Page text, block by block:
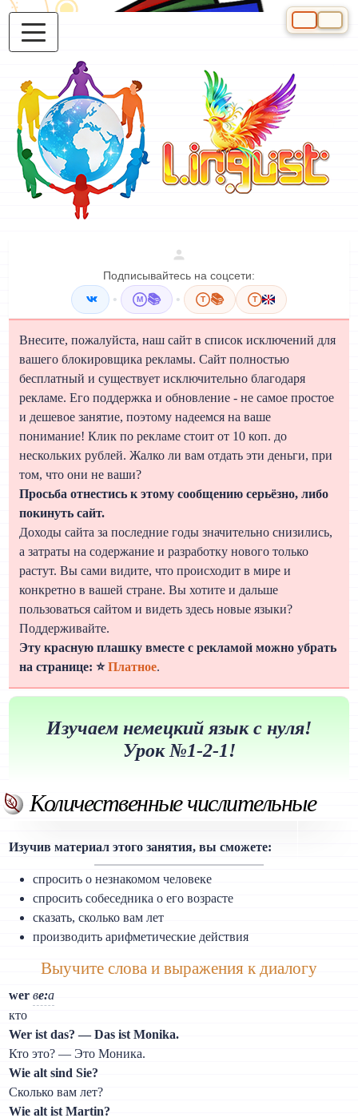
Подписывайтесь на соцсети:
• M 📚 • T 📚 T
Внесите, пожалуйста, наш сайт в список исключений для
вашего блокировщика рекламы. Сайт полностью
бесплатный и существует исключительно благодаря
рекламе. Его поддержка и обновление - не самое простое
и дешевое занятие, поэтому надеемся на ваше
понимание! Клик по рекламе стоит от 10 коп. до
нескольких рублей. Жалко ли вам отдать эти деньги, при
том, что они не ваши?
Просьба отнестись к этому сообщению серьёзно, либо
покинуть сайт.
Доходы сайта за последние годы значительно снизились,
а затраты на содержание и разработку нового только
растут. Вы сами видите, что происходит в мире и
конкретно в вашей стране. Вы хотите и дальше
пользоваться сайтом и видеть здесь новые языки?
Поддерживайте.
Эту красную плашку вместе с рекламой можно убрать
на странице: ⭐Платное.
Изучаем немецкий язык с нуля!
Урок №1-2-1!
Количественные числительные
Изучив материал этого занятия, вы сможете:
спросить о незнакомом человеке
спросить собеседника о его возрасте
сказать, сколько вам лет
производить арифметические действия
Выучите слова и выражения к диалогу
wer ве:а
кто
Wer ist das? — Das ist Monika.
Кто это? — Это Моника.
Wie alt sind Sie?
Сколько вам лет?
Wie alt ist Martin?